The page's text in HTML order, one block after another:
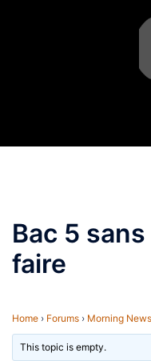
Bac 5
faire
Home › Forums › Morning
This topic is empty.